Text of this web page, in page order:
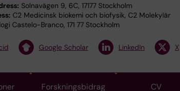
Solnavägen 9, 6C, 17177 Stockholm
C2 Medicinsk biokemi och biofysik, C2 Molekylär
Castelo-Branco, 171 77 Stockholm
Google Scholar LinkedIn X
Forskningsbidrag CV